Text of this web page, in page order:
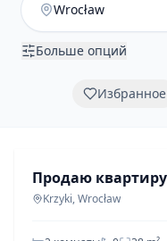
Больше опций
Избранное
Krzyki, Wrocław